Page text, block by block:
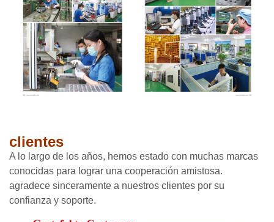
clientes
A lo largo de los años, hemos estado con muchas marcas
conocidas para lograr una cooperación amistosa.
agradece sinceramente a nuestros clientes por su
confianza y soporte.